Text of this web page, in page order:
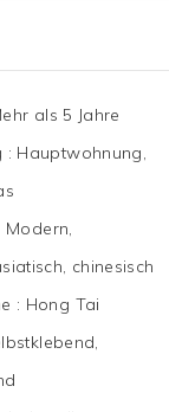
als 5 Jahre
: Hauptwohnung,
Modern,
chinesisch
: Hong Tai